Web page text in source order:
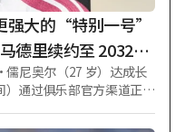
局面，但他未失分帮助球
时回顾道：“
强大的“特别一号”
德里续约至 2032
尼奥尔（27 岁）达成长
）通过俱乐部官方渠道正式
至 2027年到期，此次续约